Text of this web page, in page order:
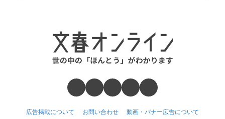
広告掲載について お問い合わせ 動画・バナー広告について